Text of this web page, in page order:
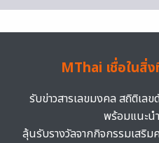
MThai เชื่อในสิ่
รับข่าวสารเลขมงคล สถิติเล
พร้อมแนะน
ลุ้นรับรางวัลจากกิจกรรมเสริ